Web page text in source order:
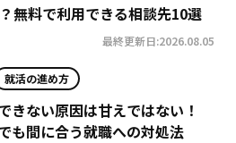
無料で利用できる相談先10選
最終更新日:2026.08.05
就活の進め方
きない原因は甘えではない！
も間に合う就職への対処法